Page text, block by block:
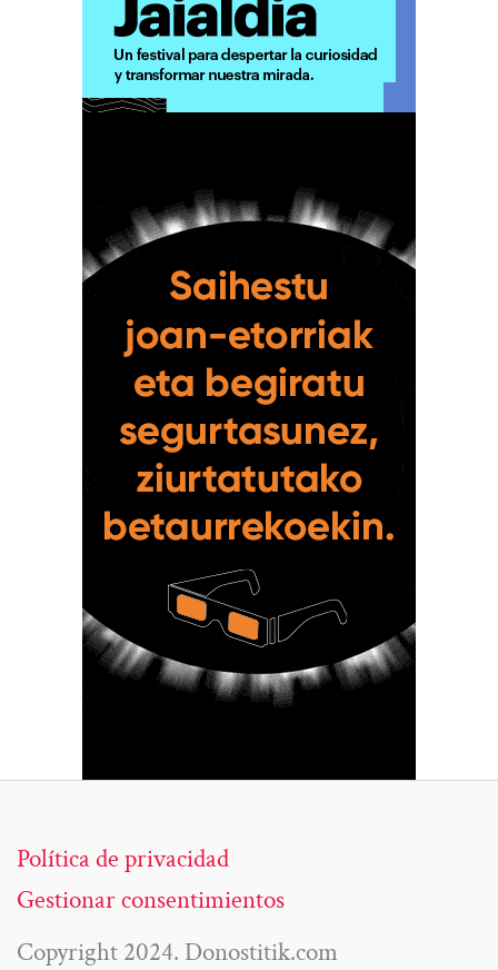
Política de privacidad
Gestionar consentimientos
Copyright 2024. Donostitik.com